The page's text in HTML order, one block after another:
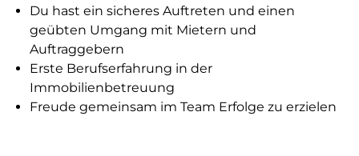
Du hast ein sicheres Auftreten und einen
geübten Umgang mit Mietern und
Auftraggebern
Erste Berufserfahrung in der
Immobilienbetreuung
Freude gemeinsam im Team Erfolge zu erzielen